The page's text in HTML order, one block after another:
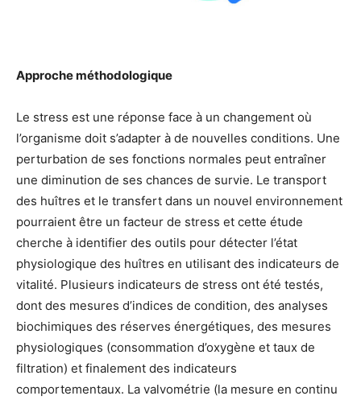
Approche méthodologique
Le stress est une réponse face à un changement où
l’organisme doit s’adapter à de nouvelles conditions. Une
perturbation de ses fonctions normales peut entraîner
une diminution de ses chances de survie. Le transport
des huîtres et le transfert dans un nouvel environnement
pourraient être un facteur de stress et cette étude
cherche à identifier des outils pour détecter l’état
physiologique des huîtres en utilisant des indicateurs de
vitalité. Plusieurs indicateurs de stress ont été testés,
dont des mesures d’indices de condition, des analyses
biochimiques des réserves énergétiques, des mesures
physiologiques (consommation d’oxygène et taux de
filtration) et finalement des indicateurs
comportementaux. La valvométrie (la mesure en continu